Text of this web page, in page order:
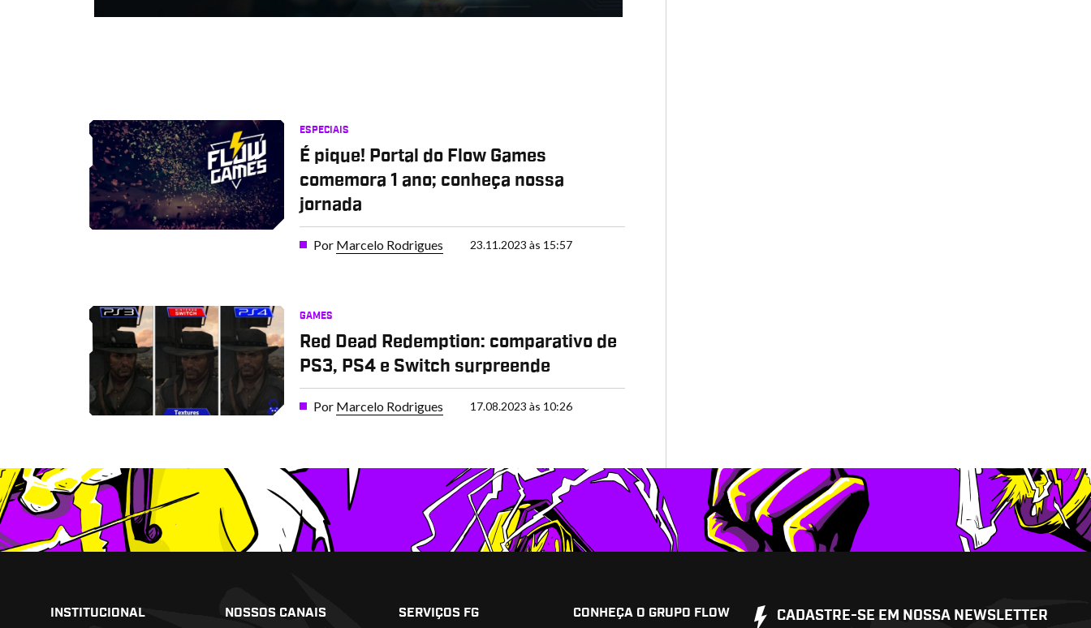
ESPECIAIS
É pique! Portal do Flow Games
comemora 1 ano; conheça nossa
jornada
Por Marcelo Rodrigues 23.11.2023 às 15:57
GAMES
Red Dead Redemption: comparativo de
PS3, PS4 e Switch surpreende
Por Marcelo Rodrigues 17.08.2023 às 10:26
INSTITUCIONAL NOSSOS CANAIS SERVIÇOS FG CONHEÇA O GRUPO FLOW CADASTRE-SE EM NOSSA NEWSLETTER